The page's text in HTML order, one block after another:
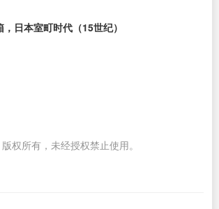
日本室町时代（15世纪）
权所有，未经授权禁止使用。